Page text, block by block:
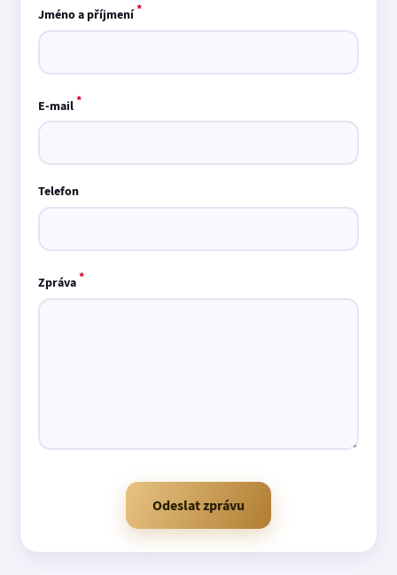
Jméno a příjmení*
E-mail*
Telefon
Zpráva*
Odeslat zprávu